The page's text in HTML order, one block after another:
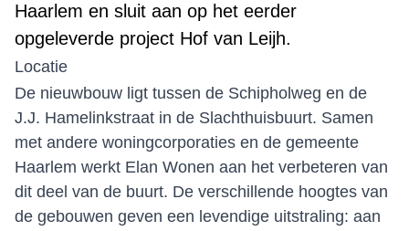
Haarlem en sluit aan op het eerder
opgeleverde project Hof van Leijh.
Locatie
De nieuwbouw ligt tussen de Schipholweg en de
J.J. Hamelinkstraat in de Slachthuisbuurt. Samen
met andere woningcorporaties en de gemeente
Haarlem werkt Elan Wonen aan het verbeteren van
dit deel van de buurt. De verschillende hoogtes van
de gebouwen geven een levendige uitstraling: aan